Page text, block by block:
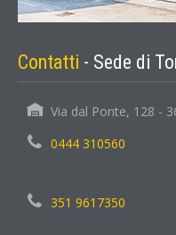
Contatti - Sede di
Via dal Ponte, 128 -
0444 310560
351 9617350